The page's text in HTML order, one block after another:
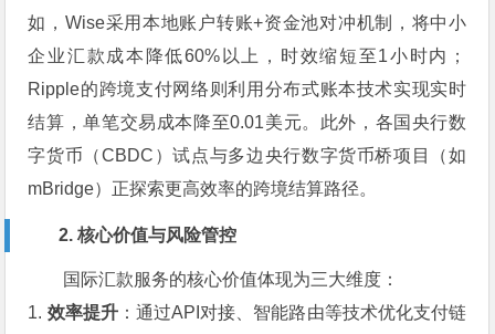
如，Wise采用本地账户转账+资金池对冲机制，将中小
企业汇款成本降低60%以上，时效缩短至1小时内；
Ripple的跨境支付网络则利用分布式账本技术实现实时
结算，单笔交易成本降至0.01美元。此外，各国央行数
字货币（CBDC）试点与多边央行数字货币桥项目（如
mBridge）正探索更高效率的跨境结算路径。
2. 核心价值与风险管控
国际汇款服务的核心价值体现为三大维度：
1. 效率提升：通过API对接、智能路由等技术优化支付链